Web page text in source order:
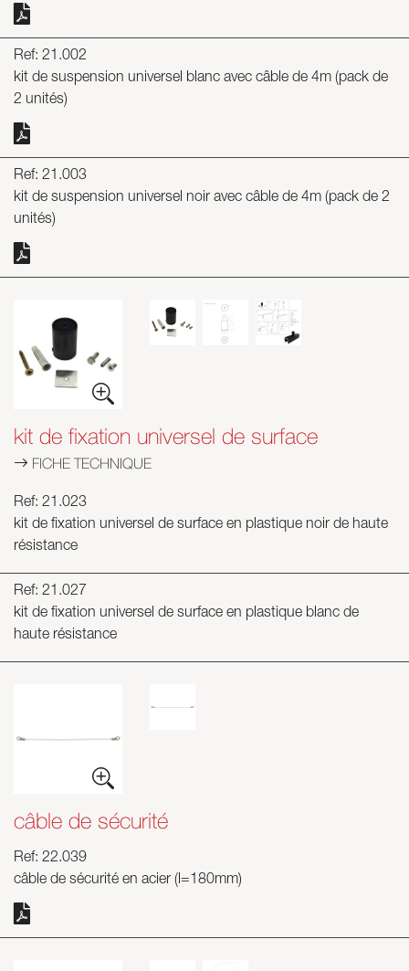
Ref: 21.002
kit de suspension universel blanc avec câble de 4m (pack de
2 unités)
Ref: 21.003
kit de suspension universel noir avec câble de 4m (pack de 2
unités)
kit de fixation universel de surface
FICHE TECHNIQUE
Ref: 21.023
kit de fixation universel de surface en plastique noir de haute
résistance
Ref: 21.027
kit de fixation universel de surface en plastique blanc de
haute résistance
câble de sécurité
Ref: 22.039
câble de sécurité en acier (l=180mm)